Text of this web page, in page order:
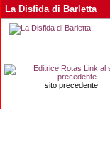
La Disfida di Barletta
sito precedente